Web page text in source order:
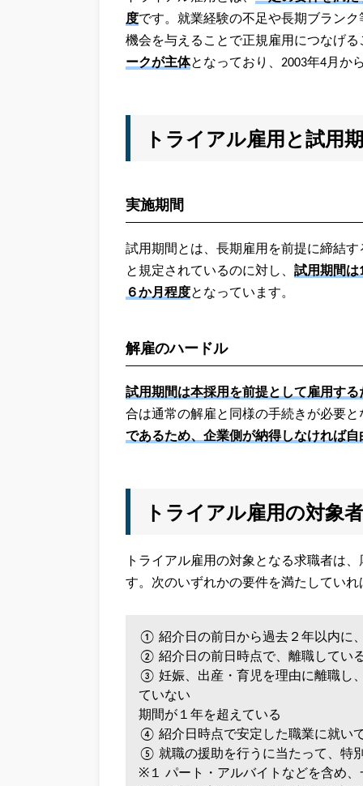
度です。就業経験の不足や長期ブラン
機会を与えることで正規雇用につなげ
ークが主体となっており、2003年4月か
トライアル雇用と試用
実施期間
試用期間とは、長期雇用を前提に締結
と規定されているのに対し、 試用期間は
６か月程度となっています。
解雇のハードル
試用期間は本採用を前提として雇用す
合は通常の解雇と同様の手続きが必要
であるため、企業側が納得しなければ
トライアル雇用の対象者
トライアル雇用の対象となる求職者は
す。次のいずれかの要件を満たしてい
① 紹介日の前日から過去２年以内に
② 紹介日の前日時点で、離職してい
③ 妊娠、出産・育児を理由に離職し
ていない
期間が１年を超えている
④ 紹介日時点で安定した職業に就い
⑤ 就職の援助を行うに当たって、特
※１ パート・アルバイトなどを含め